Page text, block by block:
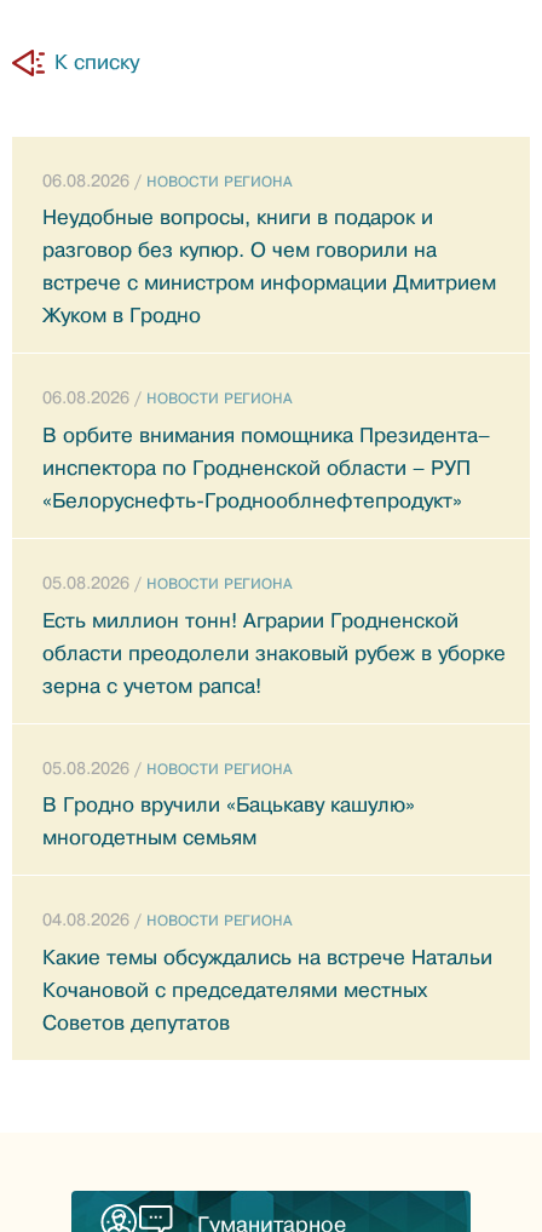
К списку
06.08.2026 / НОВОСТИ РЕГИОНА
Неудобные вопросы, книги в подарок и
разговор без купюр. О чем говорили на
встрече с министром информации Дмитрием
Жуком в Гродно
06.08.2026 / НОВОСТИ РЕГИОНА
В орбите внимания помощника Президента–
инспектора по Гродненской области – РУП
«Белоруснефть-Гроднооблнефтепродукт»
05.08.2026 / НОВОСТИ РЕГИОНА
Есть миллион тонн! Аграрии Гродненской
области преодолели знаковый рубеж в уборке
зерна с учетом рапса!
05.08.2026 / НОВОСТИ РЕГИОНА
В Гродно вручили «Бацькаву кашулю»
многодетным семьям
04.08.2026 / НОВОСТИ РЕГИОНА
Какие темы обсуждались на встрече Натальи
Кочановой с председателями местных
Советов депутатов
Гуманитарное